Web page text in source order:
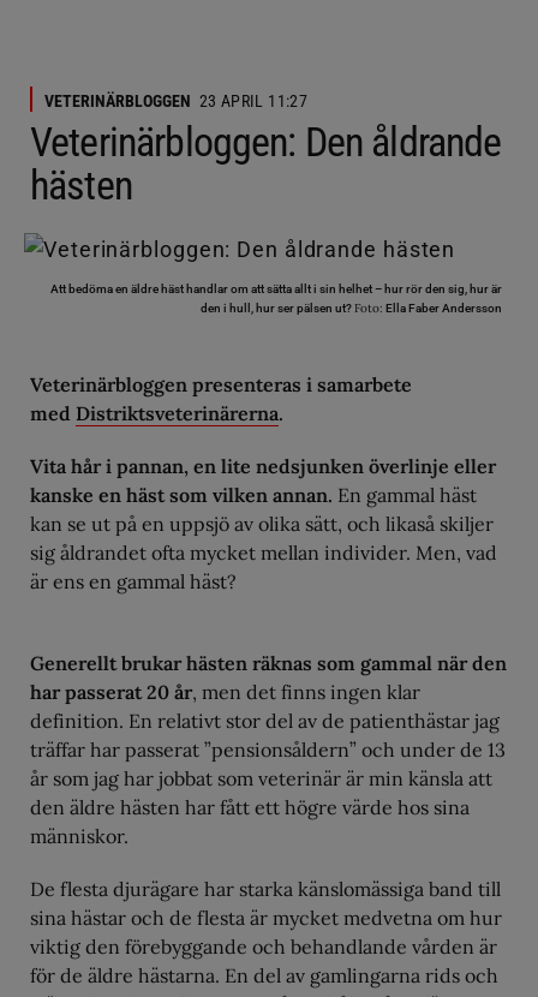
VETERINÄRBLOGGEN 23 APRIL 11:27
Veterinärbloggen: Den åldrande
hästen
Att bedöma en äldre häst handlar om att sätta allt i sin helhet – hur rör den sig, hur är
den i hull, hur ser pälsen ut? Foto: Ella Faber Andersson
Veterinärbloggen presenteras i samarbete
med Distriktsveterinärerna.
Vita hår i pannan, en lite nedsjunken överlinje eller
kanske en häst som vilken annan. En gammal häst
kan se ut på en uppsjö av olika sätt, och likaså skiljer
sig åldrandet ofta mycket mellan individer. Men, vad
är ens en gammal häst?
Generellt brukar hästen räknas som gammal när den
har passerat 20 år, men det finns ingen klar
definition. En relativt stor del av de patienthästar jag
träffar har passerat ”pensionsåldern” och under de 13
år som jag har jobbat som veterinär är min känsla att
den äldre hästen har fått ett högre värde hos sina
människor.
De flesta djurägare har starka känslomässiga band till
sina hästar och de flesta är mycket medvetna om hur
viktig den förebyggande och behandlande vården är
för de äldre hästarna. En del av gamlingarna rids och